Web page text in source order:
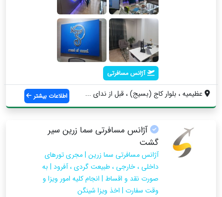
آژانس مسافرتی
عظیمیه ، بلوار کاج (بسیج) ، قبل از ندای ... اطلاعات بیشتر
آژانس مسافرتی سما زرین سیر
گشت
آژانس مسافرتی سما زرین | مجری تورهای
داخلی ، خارجی ، طبیعت گردی ، آفرود | به
صورت نقد و اقساط | انجام کلیه امور ویزا و
وقت سفارت | اخذ ویزا شینگن